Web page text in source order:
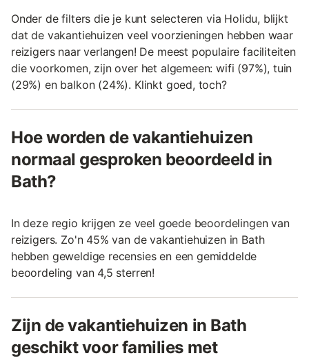
Onder de filters die je kunt selecteren via Holidu, blijkt
dat de vakantiehuizen veel voorzieningen hebben waar
reizigers naar verlangen! De meest populaire faciliteiten
die voorkomen, zijn over het algemeen: wifi (97%), tuin
(29%) en balkon (24%). Klinkt goed, toch?
Hoe worden de vakantiehuizen
normaal gesproken beoordeeld in
Bath?
In deze regio krijgen ze veel goede beoordelingen van
reizigers. Zo'n 45% van de vakantiehuizen in Bath
hebben geweldige recensies en een gemiddelde
beoordeling van 4,5 sterren!
Zijn de vakantiehuizen in Bath
geschikt voor families met